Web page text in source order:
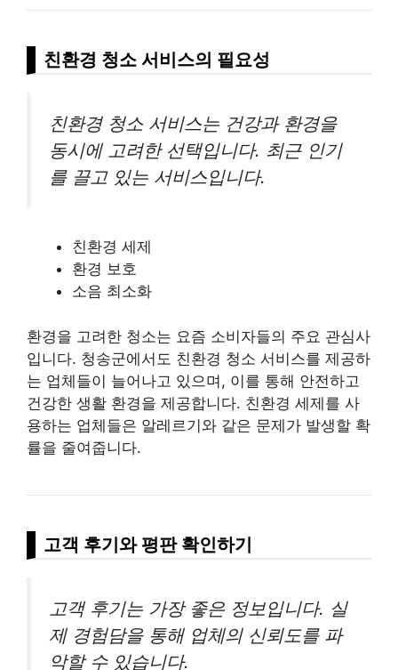
친환경 청소 서비스의 필요성
친환경 청소 서비스는 건강과 환경을
동시에 고려한 선택입니다. 최근 인기
를 끌고 있는 서비스입니다.
친환경 세제
환경 보호
소음 최소화
환경을 고려한 청소는 요즘 소비자들의 주요 관심사
입니다. 청송군에서도 친환경 청소 서비스를 제공하
는 업체들이 늘어나고 있으며, 이를 통해 안전하고
건강한 생활 환경을 제공합니다. 친환경 세제를 사
용하는 업체들은 알레르기와 같은 문제가 발생할 확
률을 줄여줍니다.
고객 후기와 평판 확인하기
고객 후기는 가장 좋은 정보입니다. 실
제 경험담을 통해 업체의 신뢰도를 파
악할 수 있습니다.